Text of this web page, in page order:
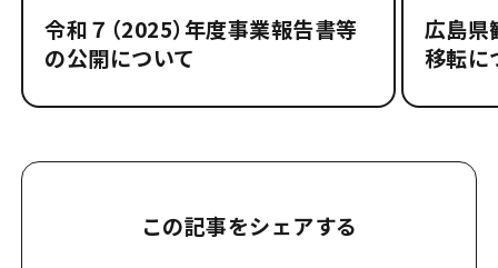
令和７（2025）年度事業報告書等
の公開について
広島県
移転に
この記事をシェアする